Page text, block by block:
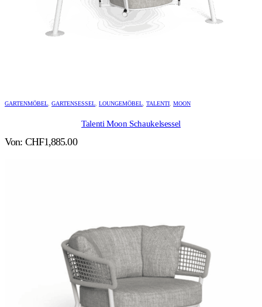
GARTENMÖBEL, GARTENSESSEL, LOUNGEMÖBEL, TALENTI, MOON
Talenti Moon Schaukelsessel
Von: CHF1,885.00